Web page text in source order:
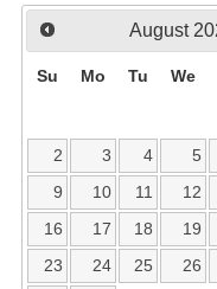
August
Su Mo Tu We
2
3 4 5
9
10 11 12
16
17 18 19
23
24 25 26